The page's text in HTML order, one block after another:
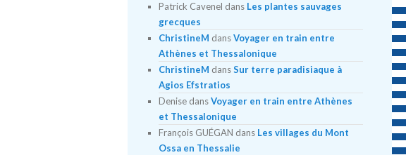
Patrick Cavenel dans Les plantes sauvages
grecques
ChristineM dansVoyager en train entre
Athènes et Thessalonique
ChristineM dansSur terre paradisiaque à
Agios Efstratios
DenisedansVoyager en train entre Athènes
et Thessalonique
François GUÉGAN dans Les villages du Mont
Ossa en Thessalie